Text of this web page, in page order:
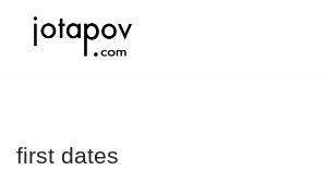
first dates